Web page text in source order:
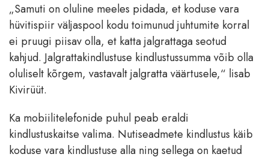
„Samuti on oluline meeles pidada, et koduse vara
hüvitispiir väljaspool kodu toimunud juhtumite korral
ei pruugi piisav olla, et katta jalgrattaga seotud
kahjud. Jalgrattakindlustuse kindlustussumma võib olla
oluliselt kõrgem, vastavalt jalgrattaväärtusele,“ lisab
Kivirüüt.
Ka mobiilitelefonide puhul peab eraldi
kindlustuskaitse valima. Nutiseadmete kindlustus käib
koduse vara kindlustuse alla ning sellega on kaetud